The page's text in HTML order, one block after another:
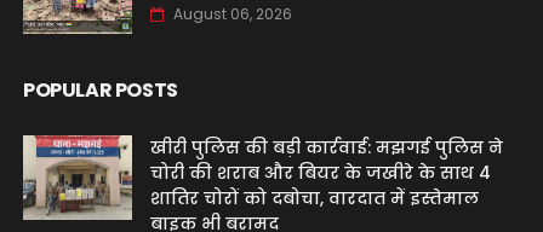
August 06, 2026
POPULAR POSTS
खीरी पुलिस की बड़ी कार्रवाई: मझगई पुलिस ने
चोरी की शराब और बियर के जखीरे के साथ 4
शातिर चोरों को दबोचा, वारदात में इस्तेमाल
बाइक भी बरामद